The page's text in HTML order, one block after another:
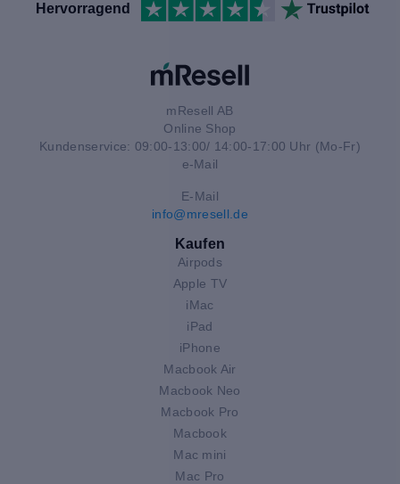
Hervorragend
mResell AB
Online Shop
Kundenservice: 09:00-13:00/ 14:00-17:00 Uhr (Mo-Fr)
e-Mail
E-Mail
info@mresell.de
Kaufen
Airpods
Apple TV
iMac
iPad
iPhone
Macbook Air
Macbook Neo
Macbook Pro
Macbook
Mac mini
Mac Pro